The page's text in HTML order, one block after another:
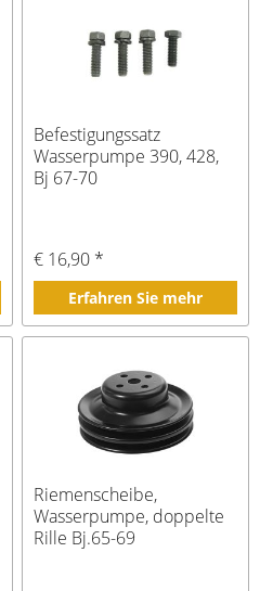
Befestigungssatz
Wasserpumpe 390, 428,
Bj 67-70
€ 16,90 *
Erfahren Sie mehr
Riemenscheibe,
Wasserpumpe, doppelte
Rille Bj.65-69